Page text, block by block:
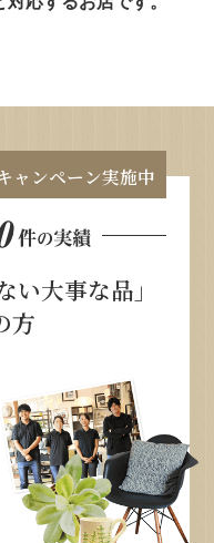
ャンペーン実施中
い大事な品」
方